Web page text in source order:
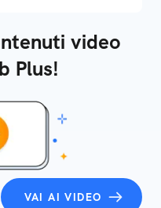
video
Plus!
VAI AI VIDEO